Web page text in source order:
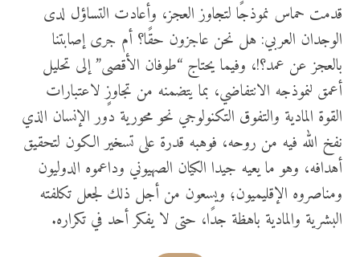
قدمت حماس نموذجًا لتجاوز العجز، وأعادت التساؤل لدى
الوجدان العربي: هل نحن عاجزون حقًا؟ أم جرى إصابتنا
بالعجز عن عمد؟!، وفيما يحتاج “طوفان الأقصى” إلى تحليل
أعمق لنموذجه الانتفاضي، بما يتضمنه من تجاوزٍ لاعتبارات
القوة المادية والتفوق التكنولوجي نحو محورية دور الإنسان الذي
نفخ الله فيه من روحه، فوهبه قدرة على تسخير الكون لتحقيق
أهدافه، وهو ما يعيه جيدا الكيان الصهيوني وداعموه الدوليون
ومناصروه الإقليميون؛ ويسعون من أجل ذلك لجعل تكلفته
البشرية والمادية باهظة جدًا، حتى لا يفكر أحد في تكراره.